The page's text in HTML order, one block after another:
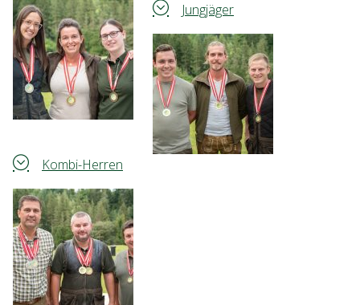
Jungjäger
Kombi-Herren